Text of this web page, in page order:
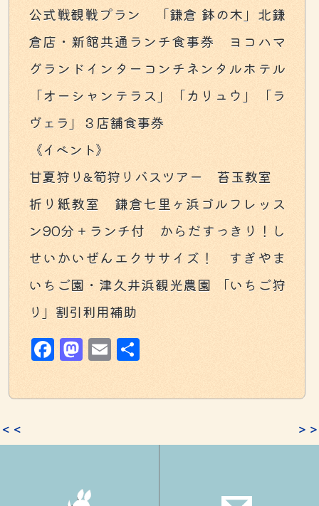
公式戦観戦プラン 「鎌倉 鉢の木」北鎌
倉店・新館共通ランチ食事券 ヨコハマ
グランドインターコンチネンタルホテル
「オーシャンテラス」「カリュウ」「ラ
ヴェラ」３店舗食事券
《イベント》
甘夏狩り&筍狩りバスツアー 苔玉教室
折り紙教室 鎌倉七里ヶ浜ゴルフレッス
ン90分＋ランチ付 からだすっきり！し
せいかいぜんエクササイズ！ すぎやま
いちご園・津久井浜観光農園 「いちご狩
り」割引利用補助
Facebook
Mastodon
Email
＜＜ ＞＞